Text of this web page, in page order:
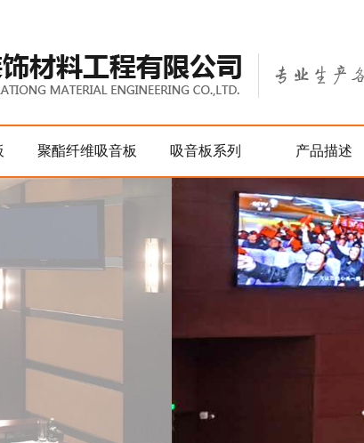
聚酯纤维吸音板 吸音板系列 产品描述